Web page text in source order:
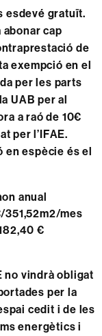
esdevé gratuït.
abonar cap
de
exempció en el
per les parts
UAB per al
a raó de 10€
per l’IFAE.
en espècie és el
anual
351,52m2/mes
€
no vindrà obligat
per la
cedit i de les
energètics i